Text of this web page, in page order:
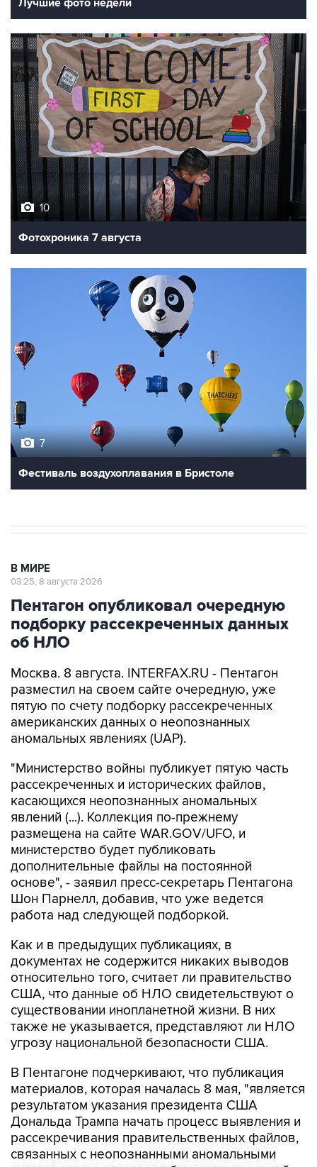
10
Фотохроника 7 августа
Фестиваль воздухоплавания в Бристоле
Пентагон опубликовал очередную
подборку рассекреченных данных
об НЛО
Москва. 8 августа. INTERFAX.RU - Пентагон
пятую по счету подборку рассекреченных
американских данных о неопознанных
аномальных явлениях (UAP).
"Министерство войны публикует пятую часть
касающихся неопознанных аномальных
явлений (...). Коллекция по-прежнему
размещена на сайте WAR.GOV/UFO, и
министерство будет публиковать
дополнительные файлы на постоянной
основе", - заявил пресс-секретарь Пентагона
Шон Парнелл, добавив, что уже ведется
работа над следующей подборкой.
Как и в предыдущих публикациях, в
относительно того, считает ли правительство
США, что данные об НЛО свидетельствуют о
существовании инопланетной жизни. В них
также не указывается, представляют ли НЛО
угрозу национальной безопасности США.
В Пентагоне подчеркивают, что публикация
результатом указания президента США
Дональда Трампа начать процесс выявления и
рассекречивания правительственных файлов,
связанных с неопознанными аномальными
явлениями, в интересах обеспечения полной
прозрачности".